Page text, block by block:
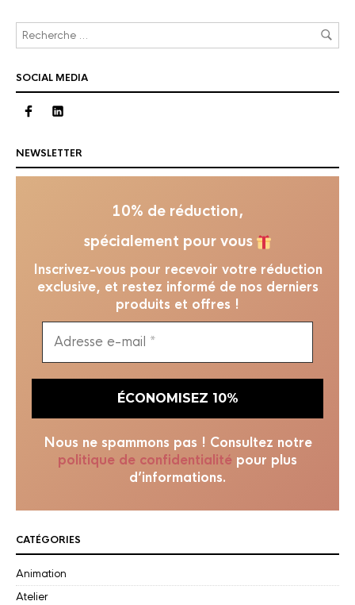
SOCIAL MEDIA
NEWSLETTER
10% de réduction,
spécialement pour vous
Inscrivez-vous pour recevoir votre réduction
exclusive, et restez informé de nos derniers
produits et offres !
Nous ne spammons pas ! Consultez notre
politique de confidentialité pour plus
d’informations.
CATÉGORIES
Animation
Atelier